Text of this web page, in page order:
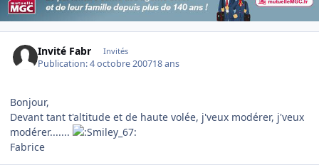
Invité Fabr Invités
Publication:4 octobre 200718 ans
Bonjour,
Devant tant t'altitude et de haute volée, j'veux modérer, j'veux
modérer.......
Fabrice